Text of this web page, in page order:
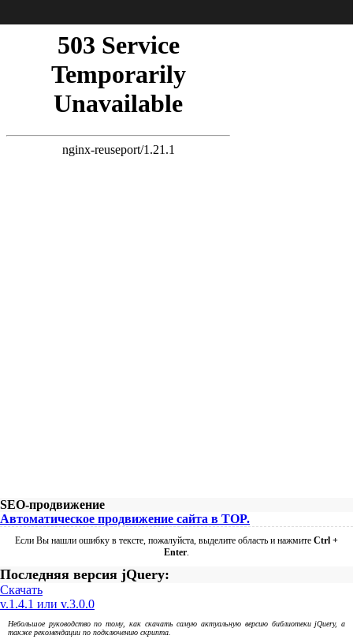
SEO-продвижение
Автоматическое продвижение сайта в TOP.
Если Вы нашли ошибку в тексте, пожалуйста, выделите область и нажмите Ctrl +
Enter
Последняя версия jQuery:
Скачать
v.1.4.1 или v.3.0.0
Небольшое руководство по тому, как скачать самую актуальную версию библиотеки jQuery, а
также рекомендации по подключению скрипта.